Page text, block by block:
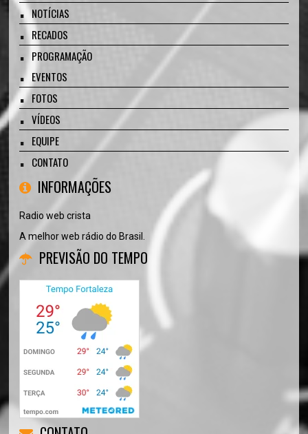
NOTÍCIAS
RECADOS
PROGRAMAÇÃO
EVENTOS
FOTOS
VÍDEOS
EQUIPE
CONTATO
INFORMAÇÕES
Radio web crista
A melhor web rádio do Brasil.
PREVISÃO DO TEMPO